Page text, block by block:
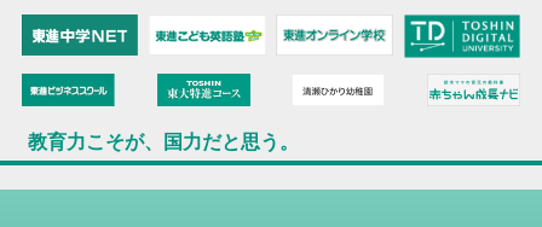
教育力こそが、国力だと思う。